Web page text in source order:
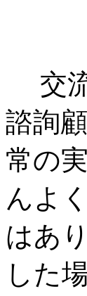
交
諮詢
常の
んよ
はあ
した